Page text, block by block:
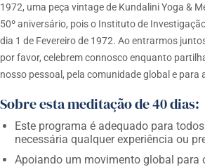
1972, uma peça vintage de Kundalini Yoga &
50º aniversário, pois o Instituto de
dia 1 de Fevereiro de 1972. Ao entrarmos
por favor, celebrem connosco enquanto
nosso pessoal, pela comunidade global e para
Sobre esta meditação de 40 dias:
Este programa é adequado para
necessária qualquer experiência ou
Apoiando um movimento global para